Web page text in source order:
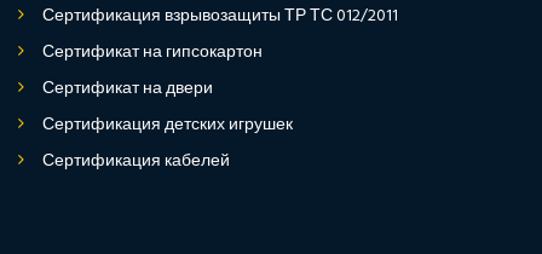
Сертификация взрывозащиты ТР ТС 012/2011
Сертификат на гипсокартон
Сертификат на двери
Сертификация детских игрушек
Сертификация кабелей